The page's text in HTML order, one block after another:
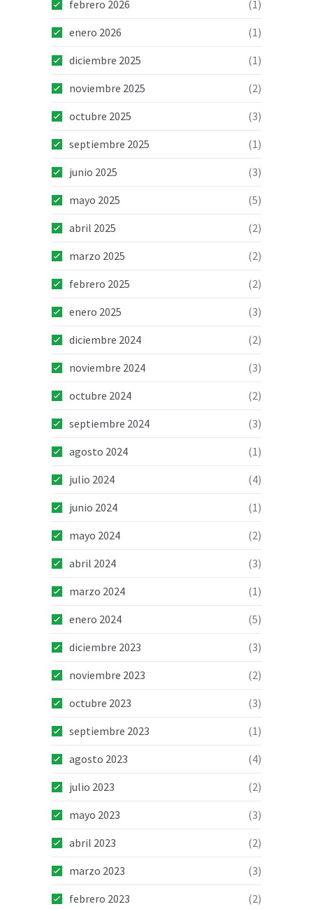
febrero 2026
(1)
enero 2026
(1)
diciembre 2025
(1)
noviembre 2025
(2)
octubre 2025
(3)
septiembre 2025
(1)
junio 2025
(3)
mayo 2025
(5)
abril 2025
(2)
marzo 2025
(2)
febrero 2025
(2)
enero 2025
(3)
diciembre 2024
(2)
noviembre 2024
(3)
octubre 2024
(2)
septiembre 2024
(3)
agosto 2024
(1)
julio 2024
(4)
junio 2024
(1)
mayo 2024
(2)
abril 2024
(3)
marzo 2024
(1)
enero 2024
(5)
diciembre 2023
(3)
noviembre 2023
(2)
octubre 2023
(3)
septiembre 2023
(1)
agosto 2023
(4)
julio 2023
(2)
mayo 2023
(3)
abril 2023
(2)
marzo 2023
(3)
febrero 2023
(2)